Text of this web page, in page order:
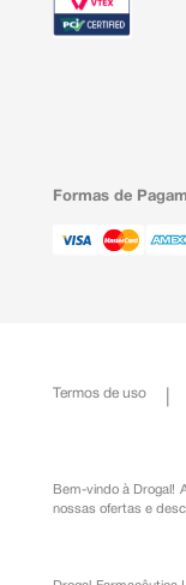
Formas de
Termos de uso
Bem-vindo à Drogal!
nossas ofertas e